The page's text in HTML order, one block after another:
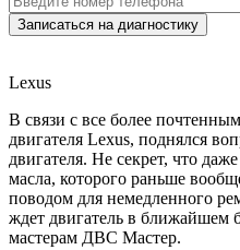
Lexus
В связи с все более
двигателя Lexus, поднялся
двигателя. Не секрет, что
масла, которого раньше
поводом для немедленного
ждет двигатель в ближайшем
мастерам ДВС Мастер.